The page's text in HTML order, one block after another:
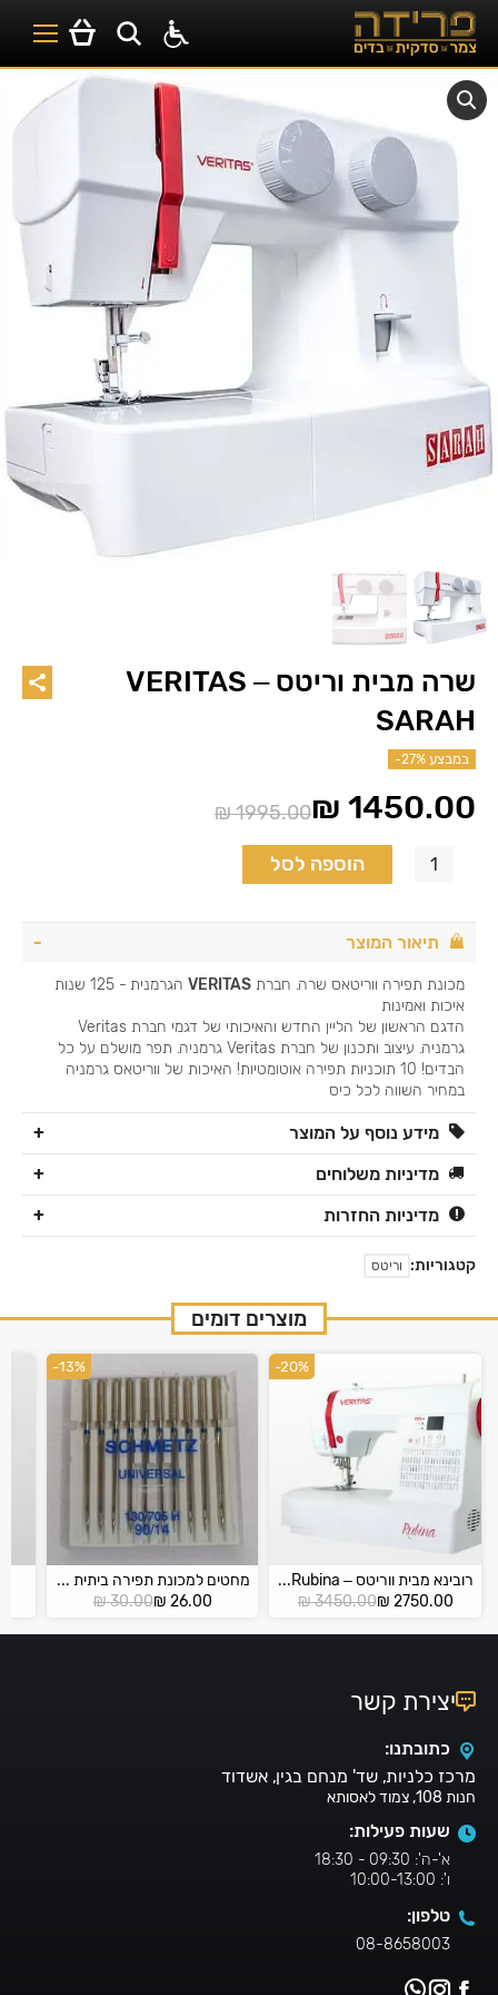
שרה מבית וריטס – VERITAS
SARAH
במבצע -27%
₪1995.00
המקורי
₪ 1450.00
הנוכחי
הוספה לסל
תיאור המוצר
מכונת תפירה ווריטאס שרה. חברת VERITAS
הגרמנית - 125 שנות
איכות ואמינות
הדגם הראשון של הליין החדש והאיכותי של דגמי חברת Veritas
גרמניה. עיצוב ותכנון של חברת Veritas גרמניה. תפר מושלם על כל
הבדים! 10 תוכניות תפירה אוטומטיות! האיכות של ווריטאס גרמניה
במחיר השווה לכל כיס
מידע נוסף על המוצר
מדיניות משלוחים
מדיניות החזרות
קטגוריות: וריטס
מוצרים דומים
-20%
רובינא מבית ווריטס – VERITAS Rubina
₪3450.00
המחיר
היה:
₪ 2750.00
המחיר
הוא:
-13%
מחטים למכונת תפירה ביתית SCHMETZ 90
₪30.00
המחיר
היה:
₪ 26.00
המחיר
הוא:
יצירת קשר
כתובתנו:
מרכז כלניות, שד' מנחם בגין, אשדוד
חנות 108, צמוד לאסותא
שעות פעילות:
א'-ה': 09:30 - 18:30
ו': 10:00-13:00
טלפון:
08-8658003